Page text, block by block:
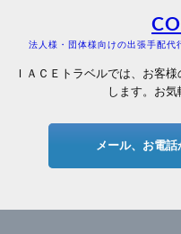
法人様・団体様向けの出張手配代
ＩＡＣＥトラベルでは、お客
します。お気
メール、お電